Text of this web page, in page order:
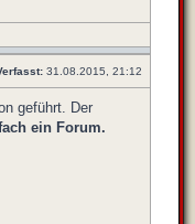
31.08.2015, 21:12
geführt. Der
ein Forum.